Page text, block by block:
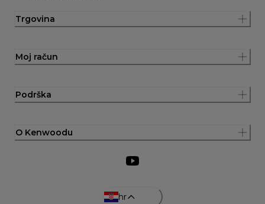
Trgovina
Moj račun
Podrška
O Kenwoodu
hr